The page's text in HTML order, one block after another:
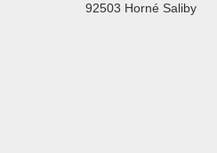
92503 Horné Saliby